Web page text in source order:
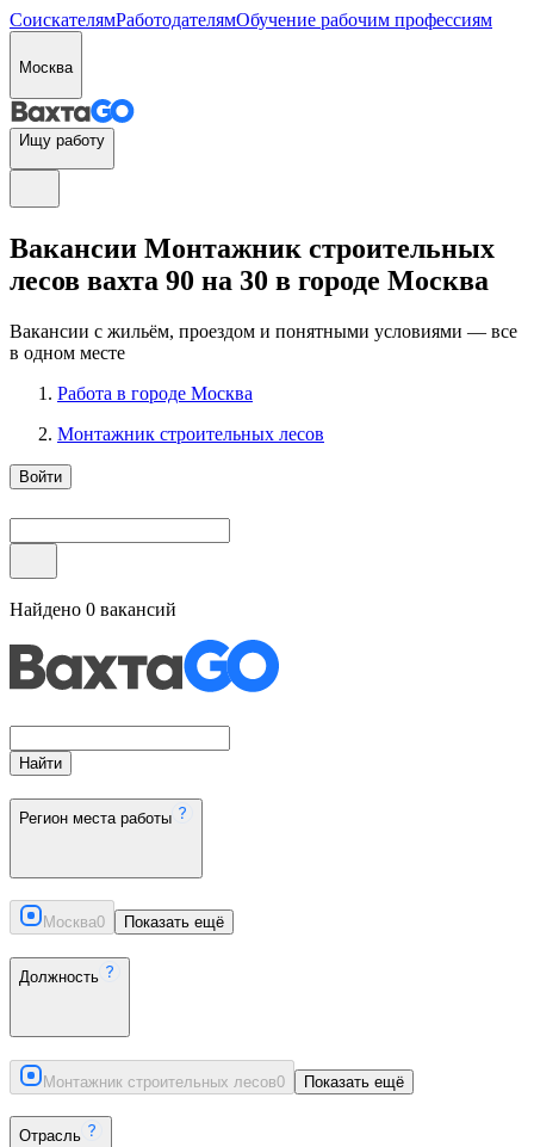
СоискателямРаботодателямОбучение рабочим профессиям
Москва
Ищу работу
Вакансии Монтажник строительных
лесов вахта 90 на 30 в городе Москва
Вакансии с жильём, проездом и понятными условиями — все
в одном месте
Работа в городе Москва
Монтажник строительных лесов
Войти
Найдено 0 вакансий
Найти
Регион места работы
Москва0 Показать ещё
Должность
Монтажник строительных лесов0 Показать ещё
Отрасль